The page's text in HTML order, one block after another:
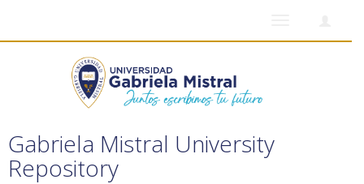
Gabriela Mistral University
Repository